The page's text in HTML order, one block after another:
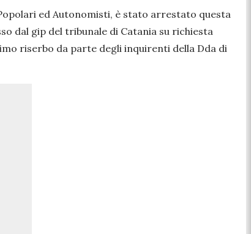
ed Autonomisti, è stato arrestato questa
dal gip del tribunale di Catania su richiesta
riserbo da parte degli inquirenti della Dda di